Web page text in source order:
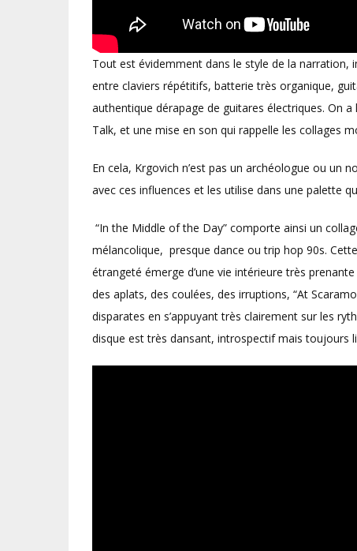
Tout est évidemment dans le style de la narration,
entre claviers répétitifs, batterie très organique,
authentique dérapage de guitares électriques. On
Talk, et une mise en son qui rappelle les collages
En cela, Krgovich n’est pas un archéologue ou un
avec ces influences et les utilise dans une palette
“In the Middle of the Day” comporte ainsi un
mélancolique, presque dance ou trip hop 90s.
étrangeté émerge d’une vie intérieure très
des aplats, des coulées, des irruptions, “At
disparates en s’appuyant très clairement sur les
disque est très dansant, introspectif mais toujours